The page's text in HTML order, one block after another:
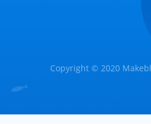
Copyright © 2020